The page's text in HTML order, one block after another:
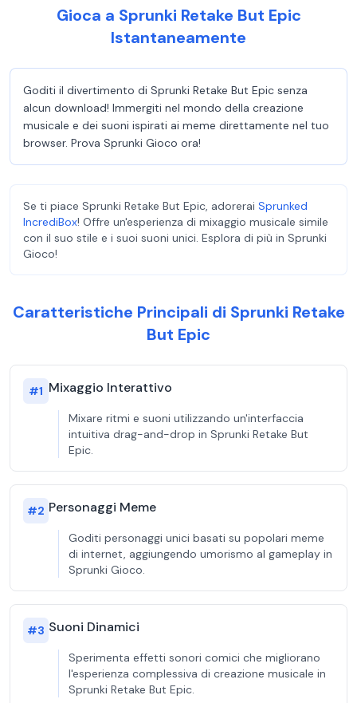
Gioca a Sprunki Retake But Epic
Istantaneamente
Goditi il divertimento di Sprunki Retake But Epic senza
alcun download! Immergiti nel mondo della creazione
musicale e dei suoni ispirati ai meme direttamente nel tuo
browser. Prova Sprunki Gioco ora!
Se ti piace Sprunki Retake But Epic, adorerai Sprunked
IncrediBox! Offre un'esperienza di mixaggio musicale simile
con il suo stile e i suoi suoni unici. Esplora di più in Sprunki
Gioco!
Caratteristiche Principali di Sprunki Retake
But Epic
#1 Mixaggio Interattivo
Mixare ritmi e suoni utilizzando un'interfaccia
intuitiva drag-and-drop in Sprunki Retake But
Epic.
#2 Personaggi Meme
Goditi personaggi unici basati su popolari meme
di internet, aggiungendo umorismo al gameplay in
Sprunki Gioco.
#3 Suoni Dinamici
Sperimenta effetti sonori comici che migliorano
l'esperienza complessiva di creazione musicale in
Sprunki Retake But Epic.